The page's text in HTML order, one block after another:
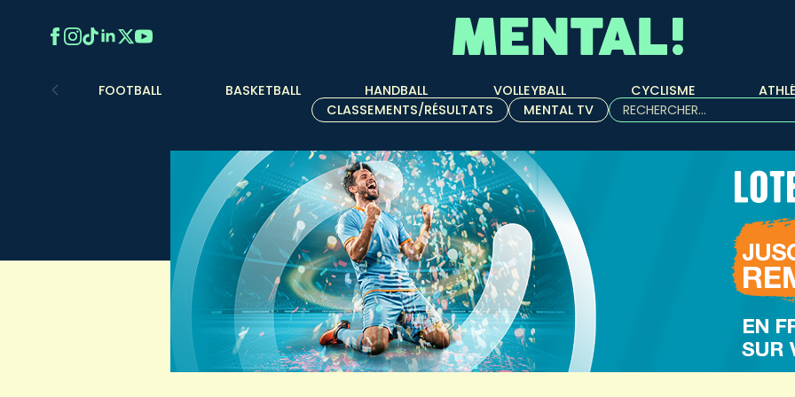
FOOTBALL BASKETBALL HANDBALL VOLLEYBALL CYCLISME
CLASSEMENTS/RÉSULTATS
MENTAL TV
Rechercher :